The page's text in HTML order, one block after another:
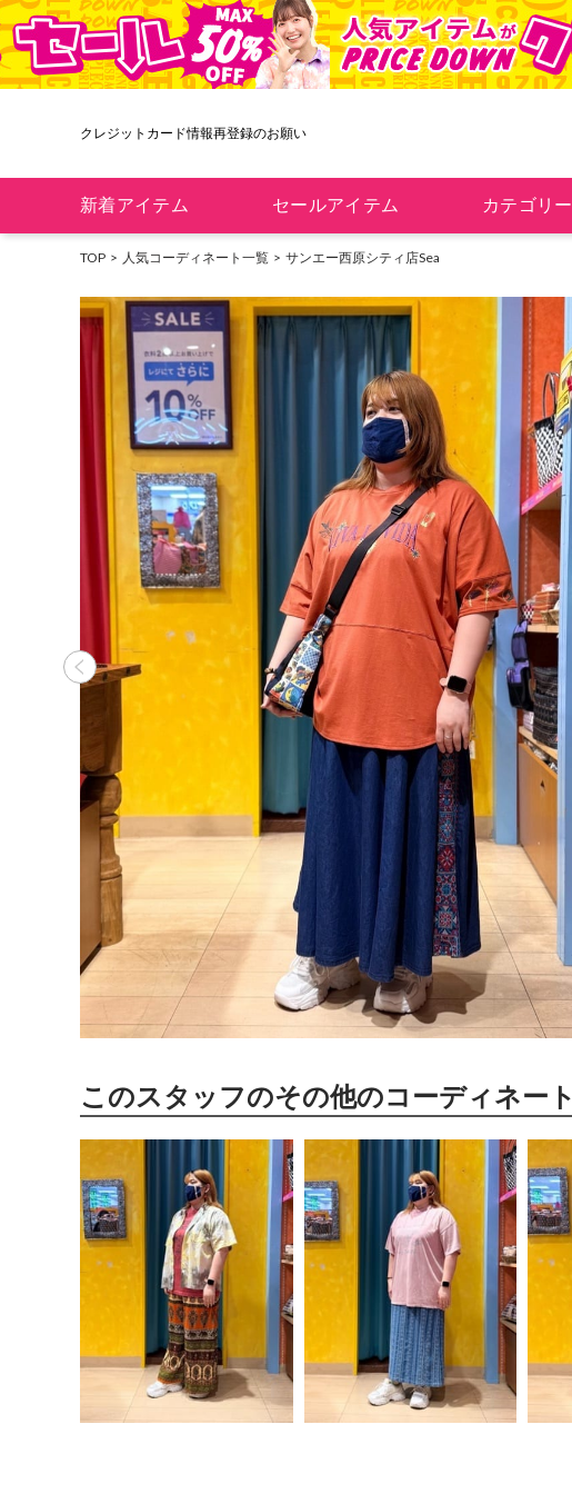
クレジットカード情報再登録のお願い
新着アイテム セールアイテム カテゴリー
TOP 人気コーディネート一覧 サンエー西原シティ店Sea
このスタッフのその他のコーディネート